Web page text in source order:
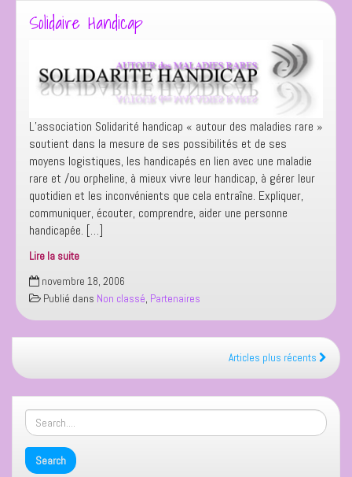
Solidaire Handicap
L’association Solidarité handicap « autour des maladies rare »
soutient dans la mesure de ses possibilités et de ses
moyens logistiques, les handicapés en lien avec une maladie
rare et /ou orpheline, à mieux vivre leur handicap, à gérer leur
quotidien et les inconvénients que cela entraîne. Expliquer,
communiquer, écouter, comprendre, aider une personne
handicapée. […]
Lire la suite
Solidaire
Handicap
novembre 18, 2006
Publié dans Non classé, Partenaires
Articles plus récents